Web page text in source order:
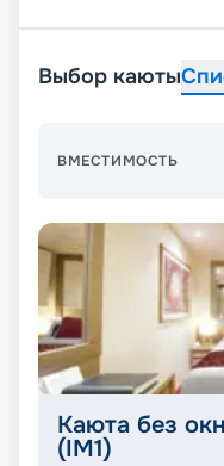
Выбор каюты
ВМЕСТИМОСТЬ
Каюта без
(IM1)